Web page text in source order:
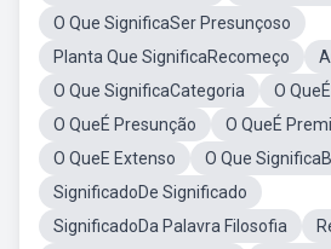
O Que SignificaSer Presunçoso
Planta Que SignificaRecomeço
O Que SignificaCategoria
O
O QueÉ Presunção
O QueÉ
O QueE Extenso
O Que
SignificadoDe Significado
SignificadoDa Palavra Filosofia